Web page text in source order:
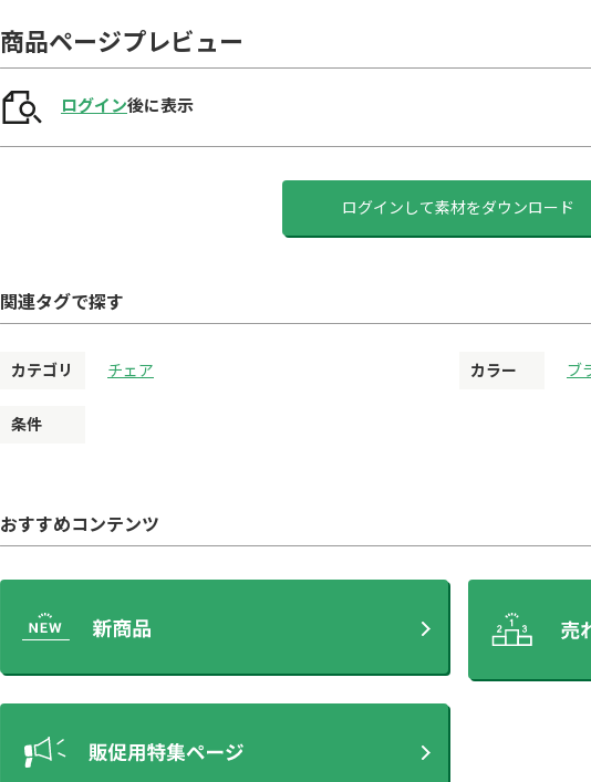
商品ページプレビュー
ログイン後に表示
ログインして素材をダウンロード
関連タグで探す
カテゴリ チェア カラー ブ
条件
おすすめコンテンツ